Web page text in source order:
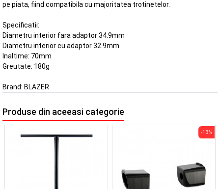
pe piata, fiind compatibila cu majoritatea trotinetelor.
Specificatii:
Diametru interior fara adaptor 34.9mm
Diametru interior cu adaptor 32.9mm
Inaltime: 70mm
Greutate: 180g
Brand: BLAZER
Produse din aceeasi categorie
-13%